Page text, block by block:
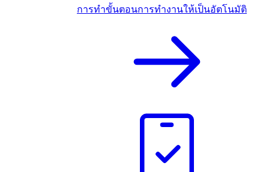
การทำขั้นตอนการทำงานให้เป็นอัตโนมัติ